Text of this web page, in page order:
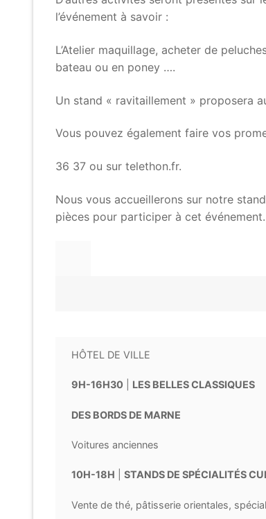
l’événement à savoir :
L’Atelier maquillage, acheter de
bateau ou en poney ….
Un stand « ravitaillement » proposera
Vous pouvez également faire vos
36 37 ou sur telethon.fr.
Nous vous accueillerons sur notre
pièces pour participer à cet événement.
HÔTEL DE VILLE
9H-16H30 LES BELLES CLASSIQUES
DES BORDS DE MARNE
Voitures anciennes
10H-18H |STANDS DE SPÉCIALITÉS
Vente de thé, pâtisserie orientales,